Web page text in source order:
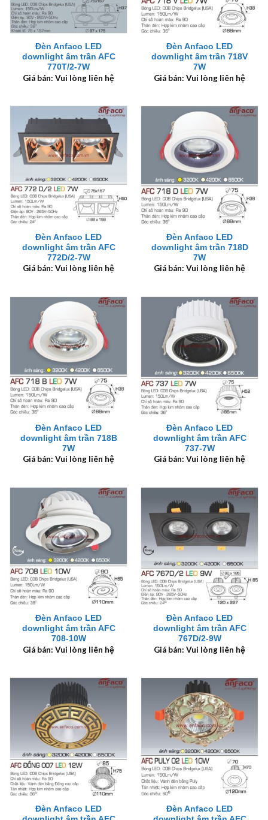
Đèn Anfaco LED
downlight âm trần AFC
770T/2-7W
Giá bán: Vui lòng liên hệ
Đèn Anfaco LED
downlight âm trần 718V
7W
Giá bán: Vui lòng liên hệ
Đèn Anfaco LED
downlight âm trần AFC
772D/2-7W
Giá bán: Vui lòng liên hệ
Đèn Anfaco LED
downlight âm trần 718D
7W
Giá bán: Vui lòng liên hệ
Đèn Anfaco LED
downlight âm trần 718B
7W
Giá bán: Vui lòng liên hệ
Đèn Anfaco LED
downlight âm trần AFC
737-7W
Giá bán: Vui lòng liên hệ
Đèn Anfaco LED
downlight âm trần AFC
708-10W
Giá bán: Vui lòng liên hệ
Đèn Anfaco LED
downlight âm trần AFC
767D/2-9W
Giá bán: Vui lòng liên hệ
Đèn Anfaco LED
Đèn Anfaco LED